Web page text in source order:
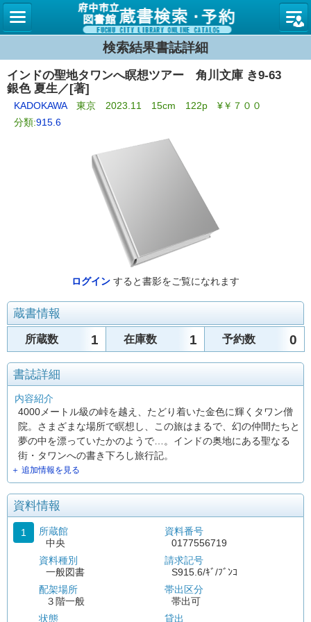
図書館
検索結果書誌詳細
インドの聖地タワンへ瞑想ツアー 角川文庫 き9-63
銀色 夏生／[著]
KADOKAWA東京 2023.11 15cm 122p ¥￥７００
分類:915.6
ログイン すると書影をご覧になれます
蔵書情報
所蔵数 1 在庫数 1 予約数 0
書誌詳細
内容紹介
4000メートル級の峠を越え、たどり着いた金色に輝くタワン僧
院。さまざまな場所で瞑想し、この旅はまるで、幻の仲間たちと
夢の中を漂っていたかのようで…。インドの奥地にある聖なる
街・タワンへの書き下ろし旅行記。
＋ 追加情報を見る
資料情報
1
所蔵館
中央
資料種別
一般図書
配架場所
３階一般
状態
資料番号
0177556719
請求記号
S915.6/ｷﾞ/ﾌﾞﾝｺ
帯出区分
帯出可
貸出